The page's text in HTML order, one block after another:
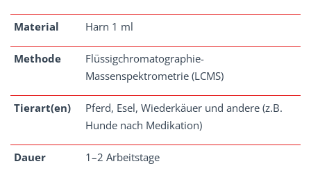
Material Harn 1 ml
Methode
Flüssigchromatographie-
Massenspektrometrie (LCMS)
Tierart(en)
Pferd, Esel, Wiederkäuer und andere (z.B.
Hunde nach Medikation)
Dauer 1–2 Arbeitstage